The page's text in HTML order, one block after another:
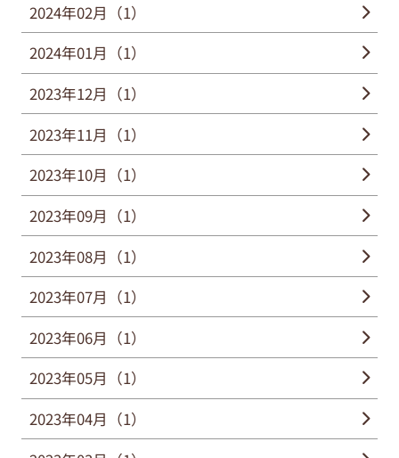
2024年02月（1）
2024年01月（1）
2023年12月（1）
2023年11月（1）
2023年10月（1）
2023年09月（1）
2023年08月（1）
2023年07月（1）
2023年06月（1）
2023年05月（1）
2023年04月（1）